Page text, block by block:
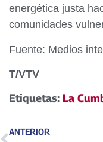
energética justa
comunidades
Fuente: Medios
T/VTV
Etiquetas: La
ANTERIOR